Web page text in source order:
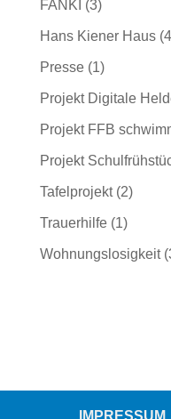
FANKI (3)
Hans Kiener Haus
Presse(1)
Projekt Digitale
Projekt FFB
Projekt
Tafelprojekt(2)
Trauerhilfe(1)
Wohnungslosigkeit
IMPRESSUM